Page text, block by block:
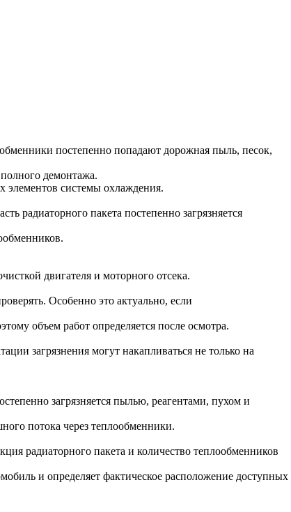
постепенно попадают дорожная пыль, песок,
демонтажа.
элементов системы охлаждения.
радиаторного пакета постепенно загрязняется
двигателя и моторного отсека.
Особенно это актуально, если
объем работ определяется после осмотра.
загрязнения могут накапливаться не только на
загрязняется пылью, реагентами, пухом и
потока через теплообменники.
радиаторного пакета и количество теплообменников
и определяет фактическое расположение доступных